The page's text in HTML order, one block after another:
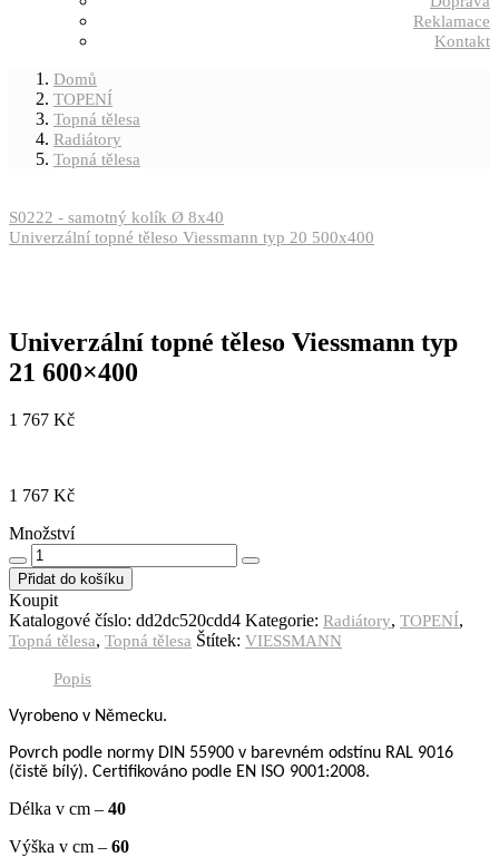
Reklamace
Kontakt
Domů
TOPENÍ
Topná tělesa
Radiátory
Topná tělesa
S0222 - samotný kolík Ø 8x40
Univerzální topné těleso Viessmann typ 20 500x400
Univerzální topné těleso Viessmann typ
21 600×400
1 767 Kč
1 767 Kč
MnožstvíMnožství
Přidat do košíku
Koupit
Katalogové číslo: dd2dc520cdd4 Kategorie: Radiátory, TOPENÍ,
Topná tělesa, Topná tělesa Štítek: VIESSMANN
Popis
Vyrobeno v Německu.
Povrch podle normy DIN 55900 v barevném odstínu RAL 9016
(čistě bílý). Certifikováno podle EN ISO 9001:2008.
Délka v cm – 40
Výška v cm – 60